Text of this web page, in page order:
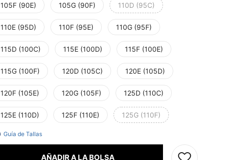
105F (90E) 105G (90F) 110D (95C)
110E (95D) 110F (95E) 110G (95F)
115D (100C) 115E (100D) 115F (100E)
115G (100F) 120D (105C) 120E (105D)
120F (105E) 120G (105F) 125D (110C)
125E (110D) 125F (110E) 125G (110F)
Guía de Tallas
AÑADIR A LA BOLSA